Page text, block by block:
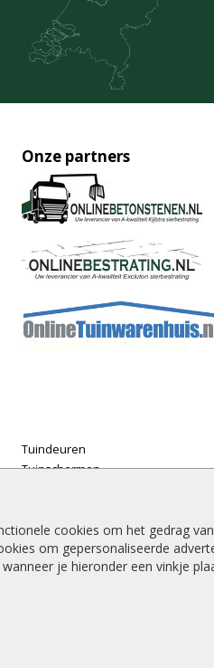
cookies om het gedrag van
om gepersonaliseerde
je hieronder een vinkje
Onze partners
Tuindeuren
Tuinschermen
Douglas hout
Rabatdelen
Aanbiedingen